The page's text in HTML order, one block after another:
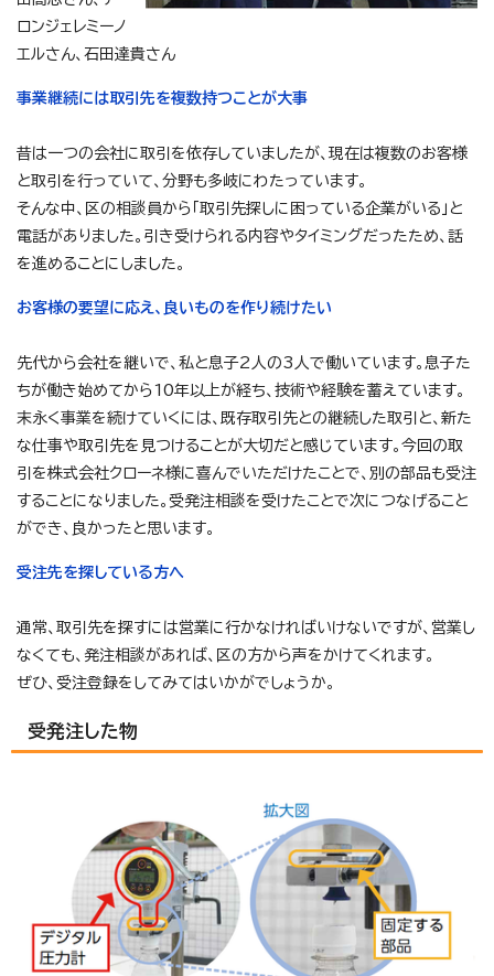
ロンジェレミーノ
エルさん、石田達貴さん
事業継続には取引先を複数持つことが大事
昔は一つの会社に取引を依存していましたが、現在は複数のお客様
と取引を行っていて、分野も多岐にわたっています。
そんな中、区の相談員から「取引先探しに困っている企業がいる」と
電話がありました。引き受けられる内容やタイミングだったため、話
を進めることにしました。
お客様の要望に応え、良いものを作り続けたい
先代から会社を継いで、私と息子2人の3人で働いています。息子た
ちが働き始めてから10年以上が経ち、技術や経験を蓄えています。
末永く事業を続けていくには、既存取引先との継続した取引と、新た
な仕事や取引先を見つけることが大切だと感じています。今回の取
引を株式会社クローネ様に喜んでいただけたことで、別の部品も受注
することになりました。受発注相談を受けたことで次につなげること
ができ、良かったと思います。
受注先を探している方へ
通常、取引先を探すには営業に行かなければいけないですが、営業し
なくても、発注相談があれば、区の方から声をかけてくれます。
ぜひ、受注登録をしてみてはいかがでしょうか。
受発注した物